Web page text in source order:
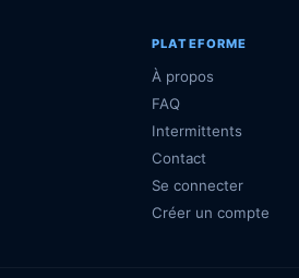
PLATEFORME
À propos
FAQ
Intermittents
Contact
Se connecter
Créer un compte